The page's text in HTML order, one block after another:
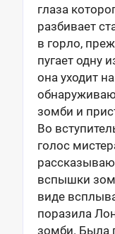
глаза
разбивает
в горло,
пугает одну
она уходит
зомби и
Во
голос
вспышки
виде
поразила
зомби. Была